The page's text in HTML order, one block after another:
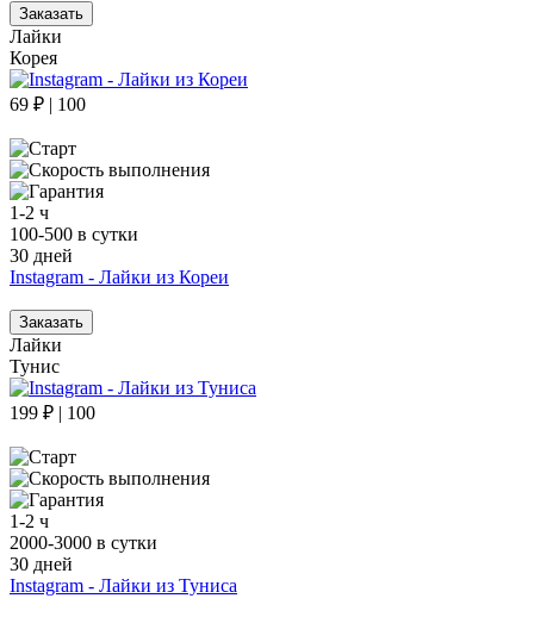
Заказать
Лайки
Корея
69 ₽ | 100
1-2 ч
100-500 в сутки
30 дней
Instagram - Лайки из Кореи
Заказать
Лайки
Тунис
199 ₽ | 100
1-2 ч
2000-3000 в сутки
30 дней
Instagram - Лайки из Туниса